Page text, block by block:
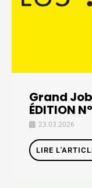
Grand
ÉDITION
23.03.2026
LIRE